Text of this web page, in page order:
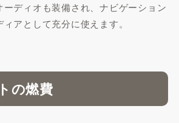
ーディオも装備され、ナビゲーション
アとして充分に使えます。
の燃費